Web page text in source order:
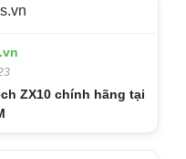
ZX10 chính hãng tại